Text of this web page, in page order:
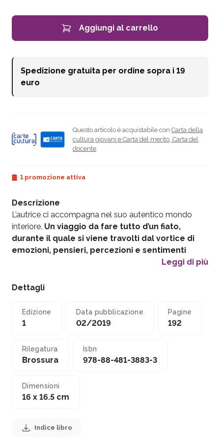
Aggiungi al carrello
Spedizione gratuita per ordine sopra i 19
euro
Questo articolo è acquistabile con Carta della
cultura giovani e Carta del merito, Carta del
docente
1 promozione attiva
Descrizione
L’autrice ci accompagna nel suo autentico mondo
interiore. Un viaggio da fare tutto d’un fiato,
durante il quale si viene travolti dal vortice di
emozioni, pensieri, percezioni e sentimenti
Leggi di più
Dettagli
Edizione
1
Data pubblicazione
02/2019
Pagine
192
Rilegatura
Brossura
Isbn
978-88-481-3883-3
Dimensioni
16 x 16.5 cm
Indice libro